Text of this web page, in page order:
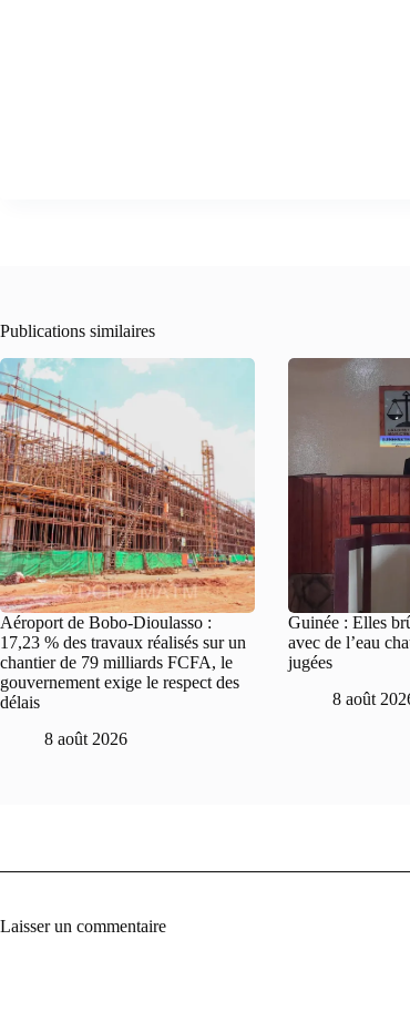
Publications similaires
Aéroport de Bobo-Dioulasso :
17,23 % des travaux réalisés sur un
chantier de 79 milliards FCFA, le
gouvernement exige le respect des
délais
8 août 2026
Guinée : Elles
avec de l’eau
jugées
8 août
Laisser un commentaire